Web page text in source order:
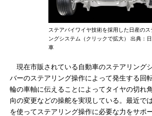
ステアバイワイヤ技術を採用した日産のス
ングシステム（クリックで拡大） 出典：
車
現在市販されている自動車のステアリング
バーのステアリング操作によって発生する回
輪の車軸に伝えることによってタイヤの切れ
向の変更などの操舵を実現している。最近で
を使ってステアリング操作に必要な力をサポ